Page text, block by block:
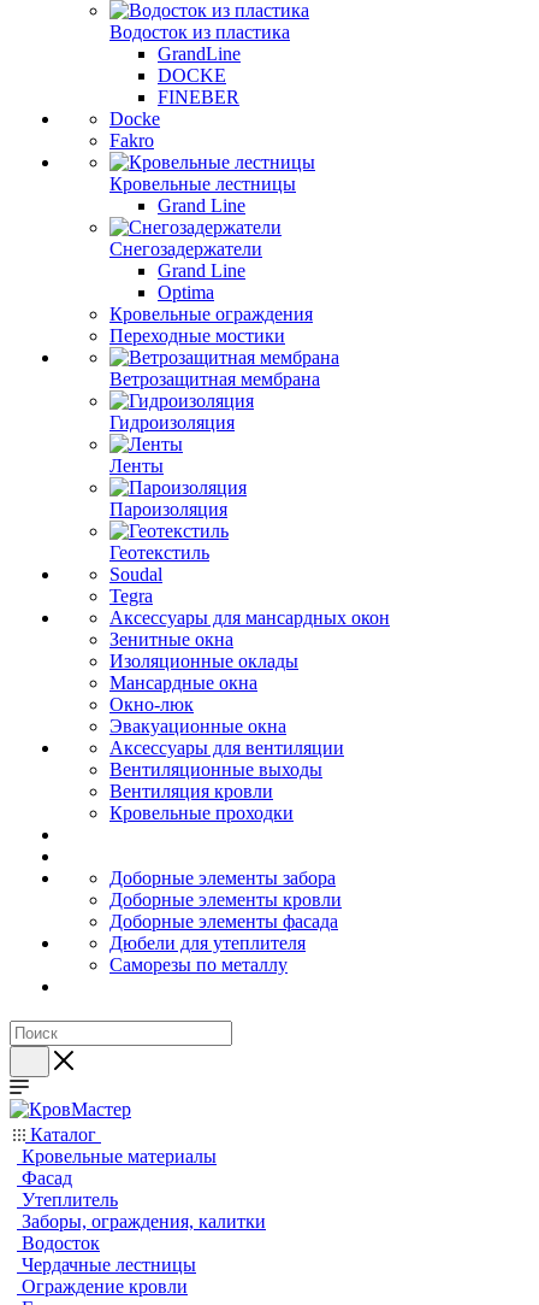
Водосток из пластика
GrandLine
DOCKE
FINEBER
Docke
Fakro
Кровельные лестницы
Grand Line
Снегозадержатели
Grand Line
Optima
Кровельные ограждения
Переходные мостики
Ветрозащитная мембрана
Гидроизоляция
Ленты
Пароизоляция
Геотекстиль
Soudal
Tegra
Аксессуары для мансардных окон
Зенитные окна
Изоляционные оклады
Мансардные окна
Окно-люк
Эвакуационные окна
Аксессуары для вентиляции
Вентиляционные выходы
Вентиляция кровли
Кровельные проходки
Доборные элементы забора
Доборные элементы кровли
Доборные элементы фасада
Дюбели для утеплителя
Саморезы по металлу
Каталог
Кровельные материалы
Фасад
Утеплитель
Заборы, ограждения, калитки
Водосток
Чердачные лестницы
Ограждение кровли